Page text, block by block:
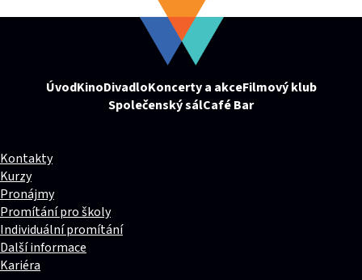
ÚvodKinoDivadloKoncerty a akceFilmový klub
Společenský sálCafé Bar
Kontakty
Kurzy
Pronájmy
Promítání pro školy
Individuální promítání
Další informace
Kariéra